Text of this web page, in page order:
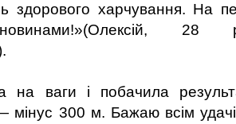
здорового харчування. На
28
на ваги і побачила
300 м. Бажаю всім удачі